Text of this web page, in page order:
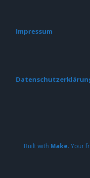
Impressum
Built with Make. Your